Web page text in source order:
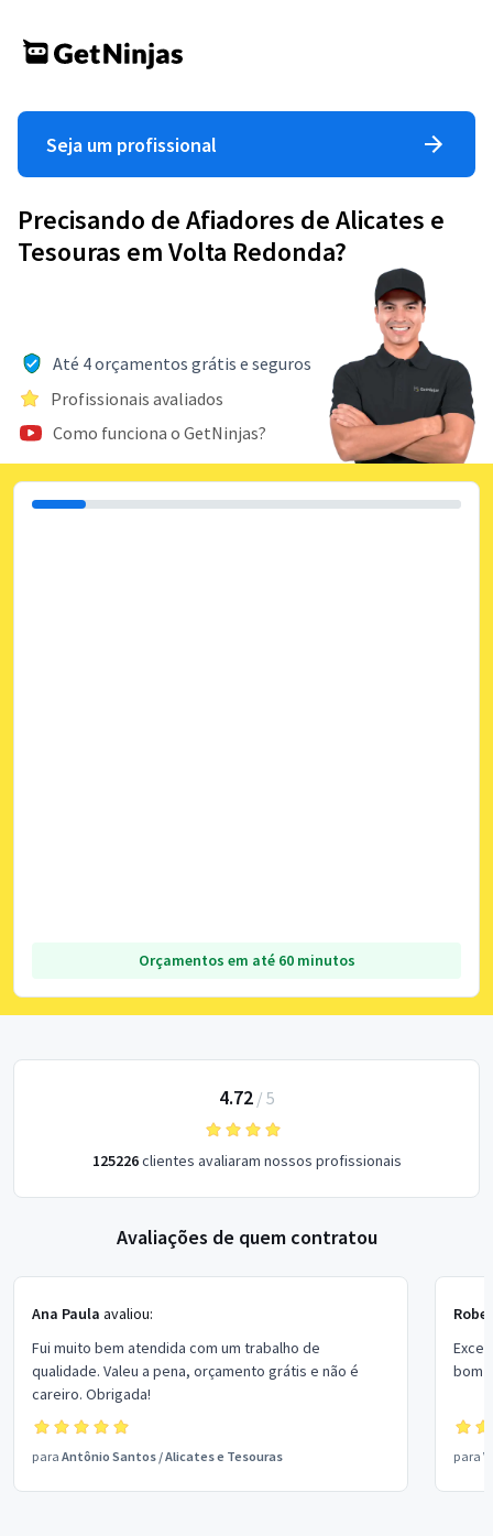
Seja um profissional
Precisando de Afiadores de Alicates e
Tesouras em Volta Redonda?
Até 4 orçamentos grátis e seguros
Profissionais avaliados
Como funciona o GetNinjas?
Orçamentos em até 60 minutos
4.72/ 5
125226clientes avaliaram nossos profissionais
Avaliações de quem contratou
Ana Paula avaliou:
Fui muito bem atendida com um trabalho de
qualidade. Valeu a pena, orçamento grátis e não é
careiro. Obrigada!
para Antônio Santos /Alicates e Tesouras
bom
para